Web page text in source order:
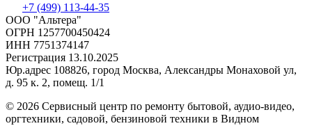
+7 (499) 113-44-35
ООО "Альтера"
ОГРН 1257700450424
ИНН 7751374147
Регистрация 13.10.2025
Юр.адрес 108826, город Москва, Александры Монаховой ул,
д. 95 к. 2, помещ. 1/1
© 2026 Сервисный центр по ремонту бытовой, аудио-видео,
оргтехники, садовой, бензиновой техники в Видном